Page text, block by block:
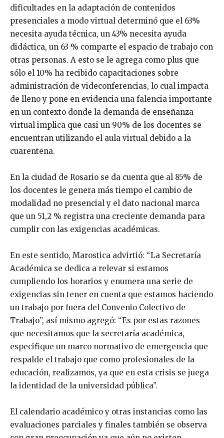
dificultades en la adaptación de contenidos
presenciales a modo virtual determinó que el 63%
necesita ayuda técnica, un 43% necesita ayuda
didáctica, un 63 % comparte el espacio de trabajo con
otras personas. A esto se le agrega como plus que
sólo el 10% ha recibido capacitaciones sobre
administración de videconferencias, lo cual impacta
de lleno y pone en evidencia una falencia importante
en un contexto donde la demanda de enseñanza
virtual implica que casi un 90% de los docentes se
encuentran utilizando el aula virtual debido a la
cuarentena.
En la ciudad de Rosario se da cuenta que al 85% de
los docentes le genera más tiempo el cambio de
modalidad no presencial y el dato nacional marca
que un 51,2 % registra una creciente demanda para
cumplir con las exigencias académicas.
En este sentido, Marostica advirtió: “La Secretaría
Académica se dedica a relevar si estamos
cumpliendo los horarios y enumera una serie de
exigencias sin tener en cuenta que estamos haciendo
un trabajo por fuera del Convenio Colectivo de
Trabajo”, así mismo agregó: “Es por estas razones
que necesitamos que la secretaría académica,
especifique un marco normativo de emergencia que
respalde el trabajo que como profesionales de la
educación, realizamos, ya que en esta crisis se juega
la identidad de la universidad pública”.
El calendario académico y otras instancias como las
evaluaciones parciales y finales también se observa